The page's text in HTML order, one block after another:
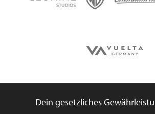
Dein gesetzliches